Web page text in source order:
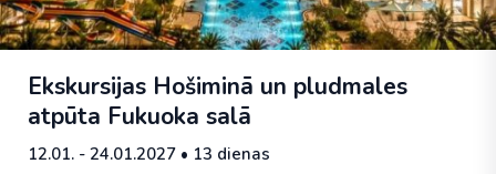
Ekskursijas Hošiminā un pludmales
atpūta Fukuoka salā
12.01. - 24.01.2027 • 13 dienas